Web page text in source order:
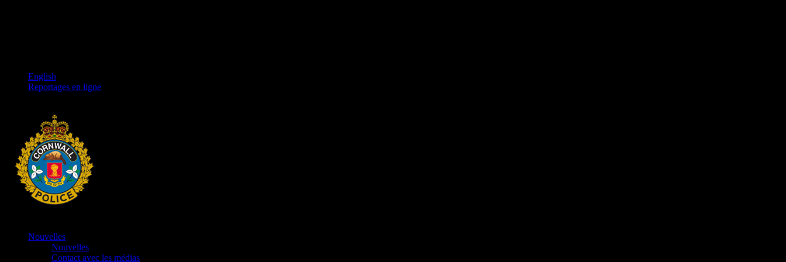
English
Reportages en ligne
Nouvelles
Nouvelles
Contact avec les médias